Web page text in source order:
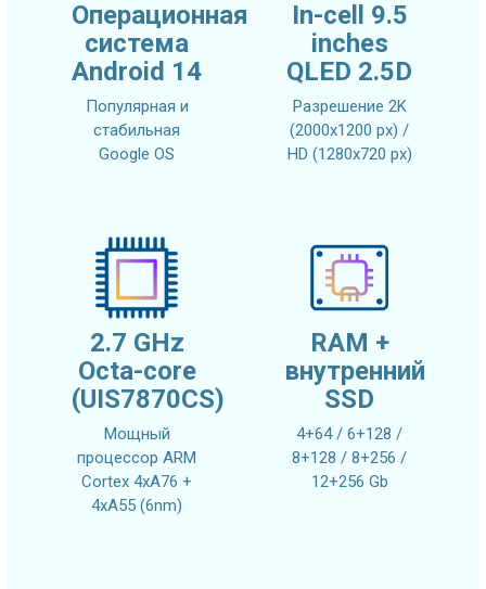
Операционная
система
Android 14
Популярная и
стабильная
Google OS
In-cell 9.5
inches
QLED 2.5D
Разрешение 2K
(2000x1200 px) /
HD (1280x720 px)
2.7 GHz
Octa-core
(UIS7870CS)
Мощный
процессор ARM
Cortex 4xA76 +
4xA55 (6nm)
RAM +
внутренний
SSD
4+64 / 6+128 /
8+128 / 8+256 /
12+256 Gb